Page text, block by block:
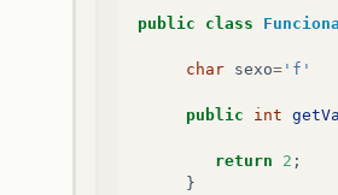
public class
char sexo= 'f'
public int
return 2 ;
}